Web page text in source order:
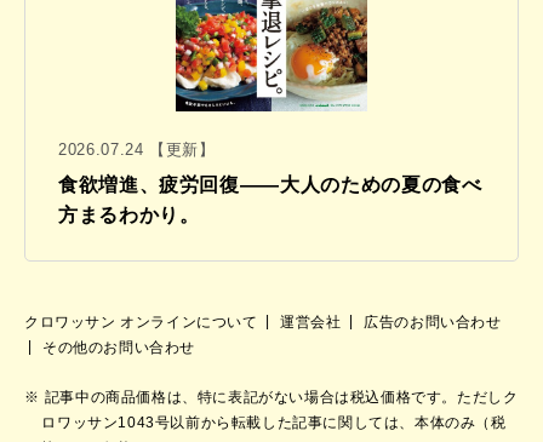
2026.07.24 【更新】
食欲増進、疲労回復——大人のための夏の食べ
方まるわかり。
クロワッサン オンラインについて 運営会社
広告のお問い合わせ
その他のお問い合わせ
記事中の商品価格は、特に表記がない場合は税込価格です。ただしク
ロワッサン1043号以前から転載した記事に関しては、本体のみ（税